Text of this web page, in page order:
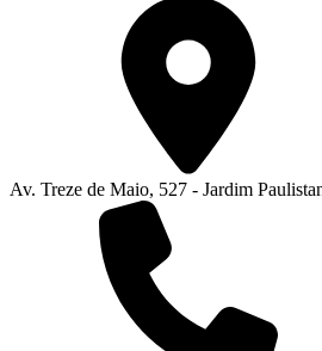
Av. Treze de Maio, 527 - Jardim